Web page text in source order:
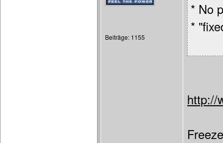
Beiträge: 1155
* No
*
http://